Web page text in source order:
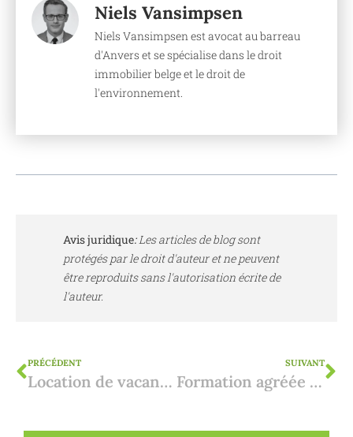
Niels Vansimpsen
Niels Vansimpsen est avocat au barreau
d'Anvers et se spécialise dans le droit
immobilier belge et le droit de
l'environnement.
Avis juridique:Les articles de blog sont
protégés par le droit d'auteur et ne peuvent
être reproduits sans l'autorisation écrite de
l'auteur.
PRÉCÉDENT
Location de vacances sur la Costa Blanca : les dernières règles
SUIVANT
Formation agréée "Héritage et donation en Espagne : étapes pratiques et taxes applicables".